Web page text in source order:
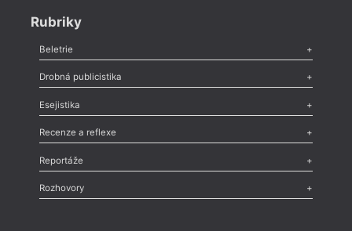
Rubriky
Beletrie
Poezie,Próza,Dokumenty
Drobná publicistika
Odlesk
Nekrolog,Glosa,Sloupek,Pozvánka,Literární soutěž,
Esejistika
Esej ,Pádlo,Úvaha
Recenze a reflexe
Recenze
Méně slov o próze,Celá rubrika
Reportáže
Literární zítřky
Celá rubrika
Rozhovory